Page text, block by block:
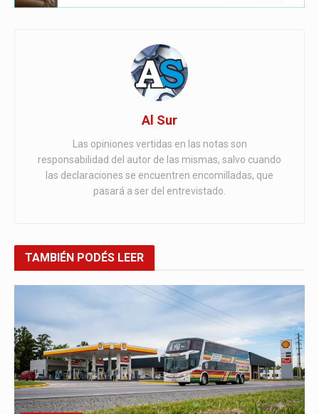
Al Sur
Las opiniones vertidas en las notas son
responsabilidad del autor de las mismas, salvo cuando
las declaraciones se encuentren encomilladas, que
pasará a ser del entrevistado.
TAMBIÉN PODÉS LEER